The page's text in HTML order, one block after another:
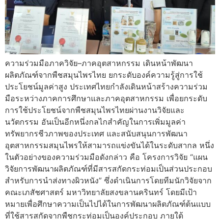
ความร่วมมือภาควิจัย–ภาคอุตสาหกรรม เดินหน้าพัฒนา
ผลิตภัณฑ์จากพืชสมุนไพรไทย ยกระดับองค์ความรู้สู่การใช้
ประโยชน์มูลค่าสูง ประเทศไทยกำลังเดินหน้าสร้างความร่วม
มือระหว่างภาคการศึกษาและภาคอุตสาหกรรม เพื่อยกระดับ
การใช้ประโยชน์จากพืชสมุนไพรไทยผ่านงานวิจัยและ
นวัตกรรม อันเป็นอีกหนึ่งกลไกสำคัญในการเพิ่มมูลค่า
ทรัพยากรชีวภาพของประเทศ และสนับสนุนการพัฒนา
อุตสาหกรรมสมุนไพรให้สามารถแข่งขันได้ในระดับสากล หนึ่ง
ในตัวอย่างของความร่วมมือดังกล่าว คือ โครงการวิจัย “แผน
วิจัยการพัฒนาผลิตภัณฑ์ที่มีสารสกัดกระท่อมเป็นส่วนประกอบ
สำหรับการนำส่งทางผิวหนัง” ซึ่งดำเนินการโดยทีมนักวิจัยจาก
คณะเภสัชศาสตร์ มหาวิทยาลัยสงขลานครินทร์ โดยมีเป้า
หมายเพื่อศึกษาความเป็นไปได้ในการพัฒนาผลิตภัณฑ์ต้นแบบ
ที่ใช้สารสกัดจากพืชกระท่อมเป็นองค์ประกอบ ภายใต้